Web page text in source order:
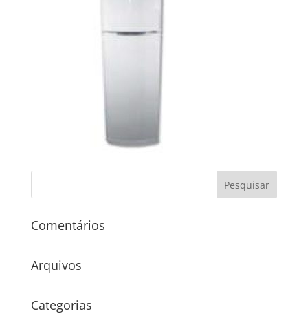
Comentários
Arquivos
Categorias